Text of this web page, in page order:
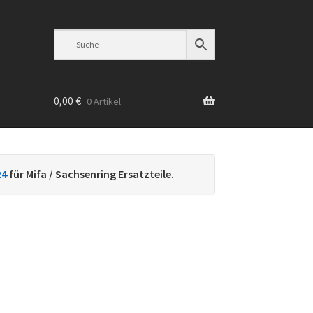
0,00 € 0 Artikel
für Mifa / Sachsenring Ersatzteile.